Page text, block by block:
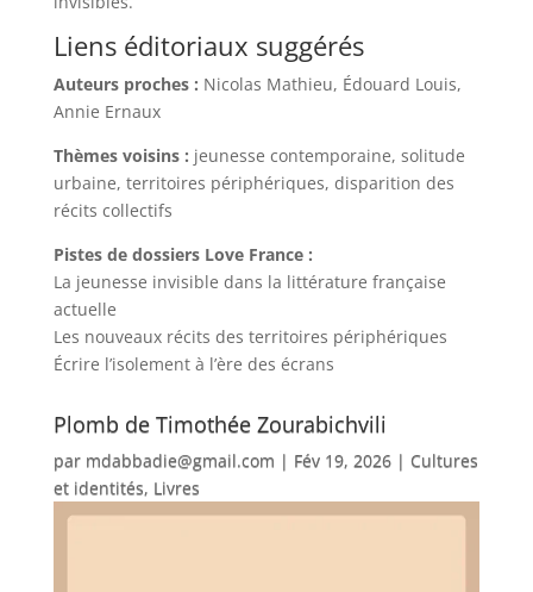
Liens éditoriaux suggérés
Auteurs proches : Nicolas Mathieu, Édouard Louis,
Annie Ernaux
Thèmes voisins : jeunesse contemporaine, solitude
urbaine, territoires périphériques, disparition des
récits collectifs
Pistes de dossiers Love France :
La jeunesse invisible dans la littérature française
actuelle
Les nouveaux récits des territoires périphériques
Écrire l’isolement à l’ère des écrans
Plomb de Timothée Zourabichvili
par mdabbadie@gmail.com | Fév 19, 2026| Cultures
et identités, Livres